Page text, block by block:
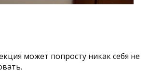
может попросту никак себя не